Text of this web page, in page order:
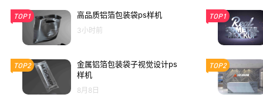
TOP1 高品质铝箔包装袋ps样机
3小时前
TOP2
金属铝箔包装袋子视觉设计ps
样机
8月8日
TOP1
TOP2